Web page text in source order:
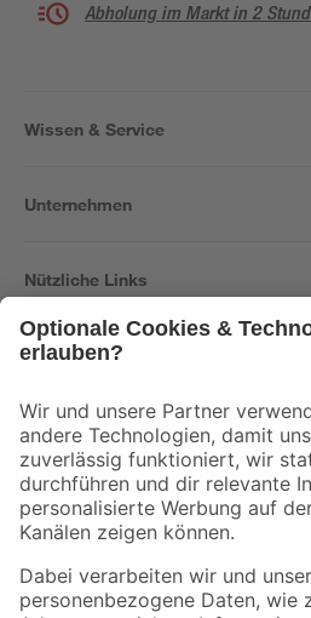
Abholung im Markt in 2
Wissen & Service
Unternehmen
Nützliche Links
Der toom Newsletter: Keine Angebote und
Zur Newsletter Anmeldung
Folge uns